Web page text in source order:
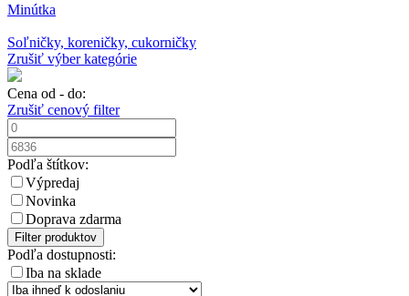
Minútka
Soľničky, koreničky, cukorničky
Zrušiť výber kategórie
Cena od - do:
Zrušiť cenový filter
Podľa štítkov:
Výpredaj
Novinka
Doprava zdarma
Filter produktov
Podľa dostupnosti:
Iba na sklade